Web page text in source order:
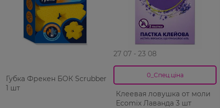
Губка Фрекен БОК Scrubber
1 шт
27 07 - 23 08
0_Спец.ціна
Клеевая ловушка от моли
Ecomix Лаванда 3 шт